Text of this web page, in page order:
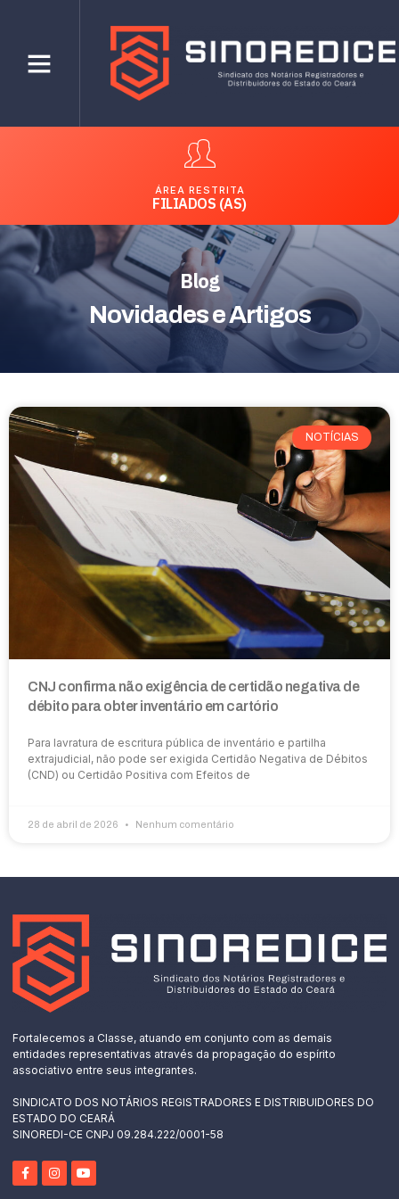
ÁREA RESTRITA
FILIADOS (AS)
Blog
Novidades e Artigos
NOTÍCIAS
CNJ confirma não exigência de certidão negativa de
débito para obter inventário em cartório
Para lavratura de escritura pública de inventário e partilha
extrajudicial, não pode ser exigida Certidão Negativa de Débitos
(CND) ou Certidão Positiva com Efeitos de
28 de abril de 2026 Nenhum comentário
Fortalecemos a Classe, atuando em conjunto com as demais
entidades representativas através da propagação do espírito
associativo entre seus integrantes.
SINDICATO DOS NOTÁRIOS REGISTRADORES E DISTRIBUIDORES DO
ESTADO DO CEARÁ
SINOREDI-CE CNPJ 09.284.222/0001-58